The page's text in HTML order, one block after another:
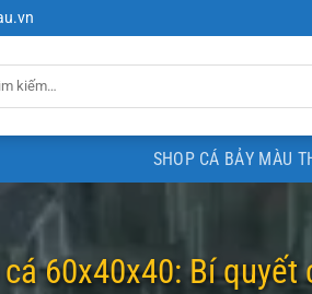
SHOP CÁ BẢY MÀU
60x40x40: Bí